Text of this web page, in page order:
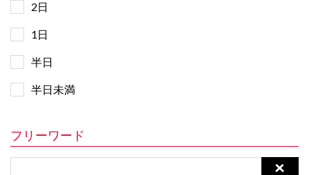
2日
1日
半日
半日未満
フリーワード